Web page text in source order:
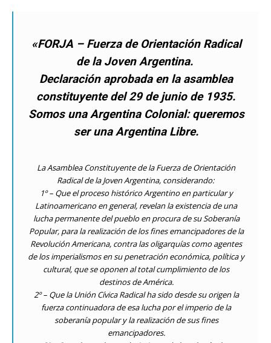
«FORJA – Fuerza de Orientación Radical
de la Joven Argentina.
Declaración aprobada en la asamblea
constituyente del 29 de junio de 1935.
Somos una Argentina Colonial: queremos
ser una Argentina Libre.
La Asamblea Constituyente de la Fuerza de Orientación
Radical de la Joven Argentina, considerando:
1º – Que el proceso histórico Argentino en particular y
Latinoamericano en general, revelan la existencia de una
lucha permanente del pueblo en procura de su Soberanía
Popular, para la realización de los fines emancipadores de la
Revolución Americana, contra las oligarquías como agentes
de los imperialismos en su penetración económica, política y
cultural, que se oponen al total cumplimiento de los
destinos de América.
2º – Que la Unión Cívica Radical ha sido desde su origen la
fuerza continuadora de esa lucha por el imperio de la
soberanía popular y la realización de sus fines
emancipadores.